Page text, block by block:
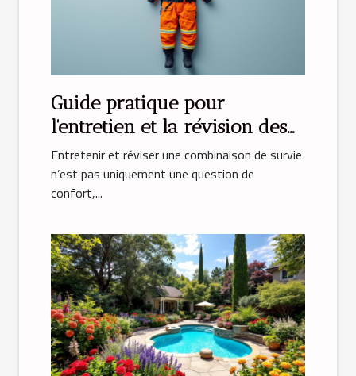
Guide pratique pour
l'entretien et la révision des
combinaisons de survie
Entretenir et réviser une combinaison de survie
n’est pas uniquement une question de
confort,...